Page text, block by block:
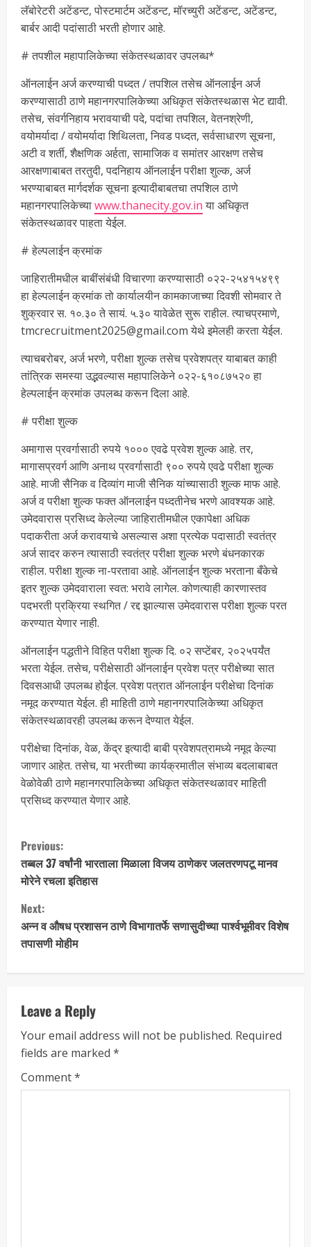
लॅबोरेटरी अटेंडन्ट, पोस्टमार्टम अटेंडन्ट, मॉरच्युरी अटेंडन्ट, अटेंडन्ट,
बार्बर आदी पदांसाठी भरती होणार आहे.
# तपशील महापालिकेच्या संकेतस्थळावर उपलब्ध*
ऑनलाईन अर्ज करण्याची पध्दत / तपशिल तसेच ऑनलाईन अर्ज
करण्यासाठी ठाणे महानगरपालिकेच्या अधिकृत संकेतस्थळास भेट द्यावी.
तसेच, संवर्गनिहाय भरावयाची पदे, पदांचा तपशिल, वेतनश्रेणी,
वयोमर्यादा / वयोमर्यादा शिथिलता, निवड पध्दत, सर्वसाधारण सूचना,
अटी व शर्ती, शैक्षणिक अर्हता, सामाजिक व समांतर आरक्षण तसेच
आरक्षणाबाबत तरतुदी, पदनिहाय ऑनलाईन परीक्षा शुल्क, अर्ज
भरण्याबाबत मार्गदर्शक सूचना इत्यादीबाबतचा तपशिल ठाणे
महानगरपालिकेच्याwww.thanecity.gov.inया अधिकृत
संकेतस्थळावर पाहता येईल.
# हेल्पलाईन क्रमांक
जाहिरातीमधील बाबींसंबंधी विचारणा करण्यासाठी ०२२-२५४१५४९९
हा हेल्पलाईन क्रमांक तो कार्यालयीन कामकाजाच्या दिवशी सोमवार ते
शुक्रवार स. १०.३० ते सायं. ५.३० यावेळेत सुरू राहील. त्याचप्रमाणे,
tmcrecruitment2025@gmail.com येथे इमेलही करता येईल.
त्याचबरोबर, अर्ज भरणे, परीक्षा शुल्क तसेच प्रवेशपत्र याबाबत काही
तांत्रिक समस्या उद्भवल्यास महापालिकेने ०२२-६१०८७५२० हा
हेल्पलाईन क्रमांक उपलब्ध करून दिला आहे.
# परीक्षा शुल्क
अमागास प्रवर्गासाठी रुपये १००० एवढे प्रवेश शुल्क आहे. तर,
मागासप्रवर्ग आणि अनाथ प्रवर्गासाठी ९०० रुपये एवढे परीक्षा शुल्क
आहे. माजी सैनिक व दिव्यांग माजी सैनिक यांच्यासाठी शुल्क माफ आहे.
अर्ज व परीक्षा शुल्क फक्त ऑनलाईन पध्दतीनेच भरणे आवश्यक आहे.
उमेदवारास प्रसिध्द केलेल्या जाहिरातीमधील एकापेक्षा अधिक
पदाकरीता अर्ज करावयाचे असल्यास अशा प्रत्येक पदासाठी स्वतंत्र
अर्ज सादर करुन त्यासाठी स्वतंत्र परीक्षा शुल्क भरणे बंधनकारक
राहील. परीक्षा शुल्क ना-परतावा आहे. ऑनलाईन शुल्क भरताना बँकेचे
इतर शुल्क उमेदवाराला स्वत: भरावे लागेल. कोणत्याही कारणास्तव
पदभरती प्रक्रिया स्थगित / रद्द झाल्यास उमेदवारास परीक्षा शुल्क परत
करण्यात येणार नाही.
ऑनलाईन पद्धतीने विहित परीक्षा शुल्क दि. ०२ सप्टेंबर, २०२५पर्यंत
भरता येईल. तसेच, परीक्षेसाठी ऑनलाईन प्रवेश पत्र परीक्षेच्या सात
दिवसआधी उपलब्ध होईल. प्रवेश पत्रात ऑनलाईन परीक्षेचा दिनांक
नमूद करण्यात येईल. ही माहिती ठाणे महानगरपालिकेच्या अधिकृत
संकेतस्थळावरही उपलब्ध करून देण्यात येईल.
परीक्षेचा दिनांक, वेळ, केंद्र इत्यादी बाबी प्रवेशपत्रामध्ये नमूद केल्या
जाणार आहेत. तसेच, या भरतीच्या कार्यक्रमातील संभाव्य बदलाबाबत
वेळोवेळी ठाणे महानगरपालिकेच्या अधिकृत संकेतस्थळावर माहिती
प्रसिध्द करण्यात येणार आहे.
Previous:
तब्बल 37 वर्षांनी भारताला मिळाला विजय ठाणेकर जलतरणपटू मानव
मोरेने रचला इतिहास
Next:
अन्न व औषध प्रशासन ठाणे विभागातर्फे सणासुदीच्या पार्श्वभूमीवर विशेष
तपासणी मोहीम
Leave a Reply
Your email address will not be published. Required
fields are marked *
Comment*